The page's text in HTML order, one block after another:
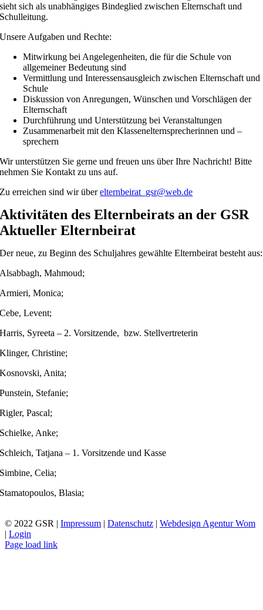
sieht sich als unabhängiges Bindeglied zwischen Elternschaft und
Schulleitung.
Unsere Aufgaben und Rechte:
Mitwirkung bei Angelegenheiten, die für die Schule von
allgemeiner Bedeutung sind
Vermittlung und Interessensausgleich zwischen Elternschaft und
Schule
Diskussion von Anregungen, Wünschen und Vorschlägen der
Elternschaft
Durchführung und Unterstützung bei Veranstaltungen
Zusammenarbeit mit den Klassenelternsprecherinnen und –
sprechern
Wir unterstützen Sie gerne und freuen uns über Ihre Nachricht! Bitte
nehmen Sie Kontakt zu uns auf.
Zu erreichen sind wir über elternbeirat_gsr@web.de
Aktivitäten des Elternbeirats an der GSR
Aktueller Elternbeirat
Der neue, zu Beginn des Schuljahres gewählte Elternbeirat besteht aus:
Alsabbagh, Mahmoud;
Armieri, Monica;
Cebe, Levent;
Harris, Syreeta – 2. Vorsitzende, bzw. Stellvertreterin
Klinger, Christine;
Kosnovski, Anita;
Punstein, Stefanie;
Rigler, Pascal;
Schielke, Anke;
Schleich, Tatjana – 1. Vorsitzende und Kasse
Simbine, Celia;
Stamatopoulos, Blasia;
© 2022 GSR | Impressum | Datenschutz | Webdesign Agentur Wom
| Login
Page load link